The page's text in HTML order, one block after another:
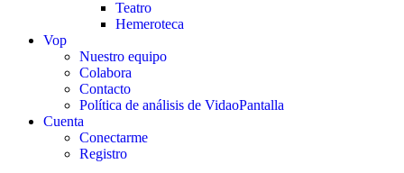
Teatro
Hemeroteca
Vop
Nuestro equipo
Colabora
Contacto
Política de análisis de VidaoPantalla
Cuenta
Conectarme
Registro